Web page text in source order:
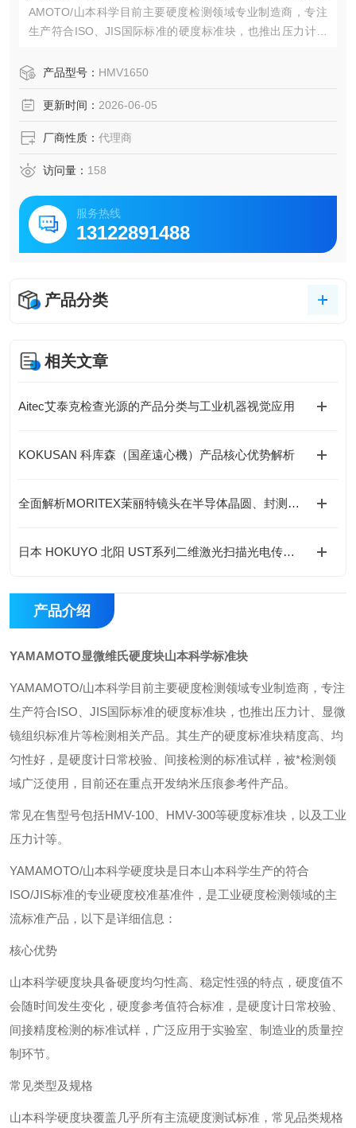
AMOTO/山本科学目前主要硬度检测领域专业制造商，专注
生产符合ISO、JIS国际标准的‌硬度标准块‌，也推出压力计、
度高、均匀性好，是硬度计日常校验、间接检测的标准试
件产品。
产品型号： HMV1650
更新时间： 2026-06-05
厂商性质： 代理商
访问量： 158
服务热线
13122891488
产品分类
相关文章
Aitec艾泰克检查光源的产品分类与工业机器视觉应用
KOKUSAN 科库森（国産遠心機）产品核心优势解析
全面解析MORITEX茉丽特镜头在半导体晶圆、封测全制程高精度成像应用
日本 HOKUYO 北阳 UST系列二维激光扫描光电传感器应用行业
产品介绍
YAMAMOTO‌显微维氏硬度块山本科学标准块
YAMAMOTO/山本科学目前主要硬度检测领域专业制造商，专注
生产符合ISO、JIS国际标准的‌硬度标准块‌，也推出压力计、显微
镜组织标准片等检测相关产品。其生产的硬度标准块精度高、均
匀性好，是硬度计日常校验、间接检测的标准试样，被*检测领
域广泛使用，目前还在重点开发纳米压痕参考件产品。
常见在售型号包括HMV-100、HMV-300等硬度标准块，以及工业
压力计等。
‌YAMAMOTO/山本科学硬度块‌是日本山本科学生产的符合
ISO/JIS标准的专业硬度校准基准件，是工业硬度检测领域的主
流标准产品，以下是详细信息：
核心优势
山本科学硬度块具备‌硬度均匀性高、稳定性强‌的特点，硬度值不
会随时间发生变化，硬度参考值符合标准，是硬度计日常校验、
间接精度检测的标准试样，广泛应用于实验室、制造业的质量控
制环节。
常见类型及规格
山本科学硬度块覆盖几乎所有主流硬度测试标准，常见品类规格